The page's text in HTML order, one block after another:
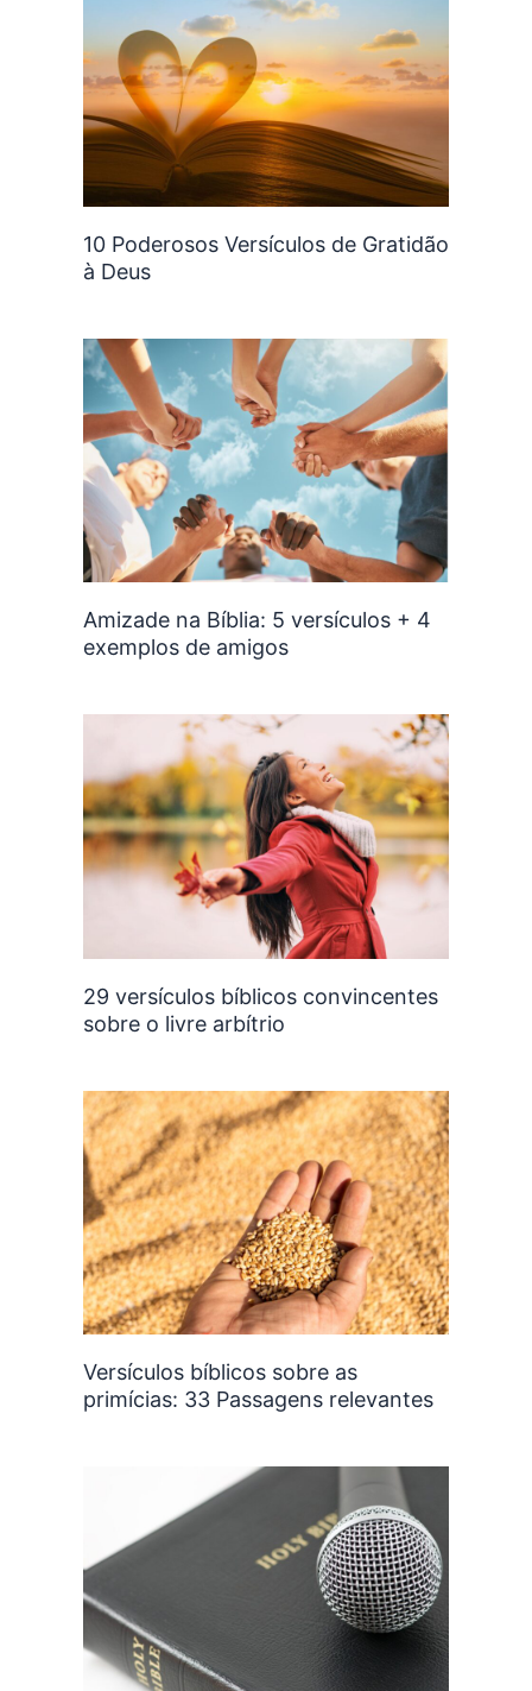
10 Poderosos Versículos de Gratidão
à Deus
Amizade na Bíblia: 5 versículos + 4
exemplos de amigos
29 versículos bíblicos convincentes
sobre o livre arbítrio
Versículos bíblicos sobre as
primícias: 33 Passagens relevantes